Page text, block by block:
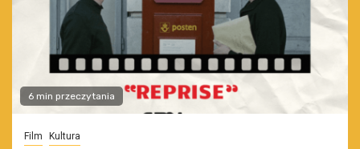
6 min przeczytania
Film Kultura